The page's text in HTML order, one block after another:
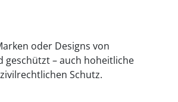
oder Designs von
geschützt – auch hoheitliche
Schutz.